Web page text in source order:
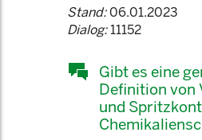
Stand:06.01.2023
Dialog:11152
Gibt es eine
Definition von
und